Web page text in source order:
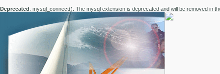
Deprecated: mysql_connect(): The mysql extension is deprecated and will be removed in